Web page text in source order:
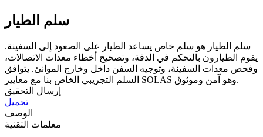
سلم الطيار
سلم الطيار هو سلم خاص يساعد الطيار على الصعود إلى السفينة.
يقوم الطيارون بالتحكم في الدفة، وتصحيح أخطاء معدات الاتصالات،
وفحص معدات السفينة، وتوجيه السفن داخل وخارج الموانئ. يتوافق
السلم التجريبي الخاص بنا مع معايير SOLAS وهو آمن وموثوق.
إرسال التحقيق
تحميل
الوصف
معلمات التقنية